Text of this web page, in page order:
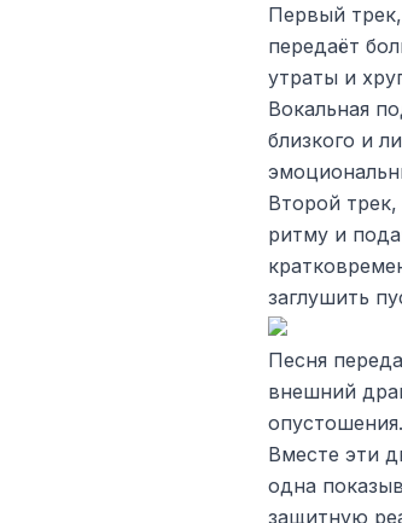
Первый трек,
передаёт
утраты и
Вокальная
близкого и
Второй трек,
ритму и
заглушить
Песня
внешний
опустошения.
Вместе эти
одна
защитную